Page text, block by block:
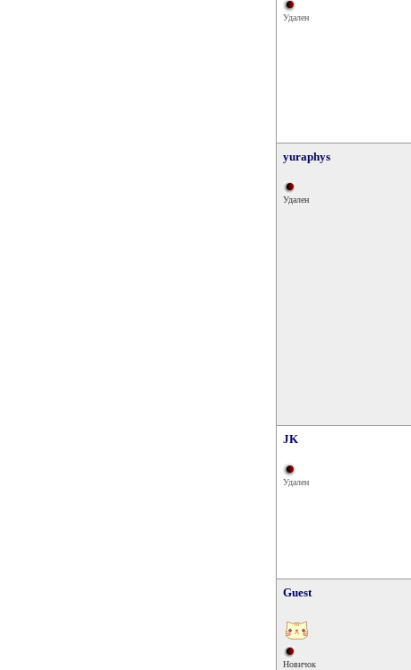
Удален
yuraphys
Удален
JK
Удален
Guest
Новичок